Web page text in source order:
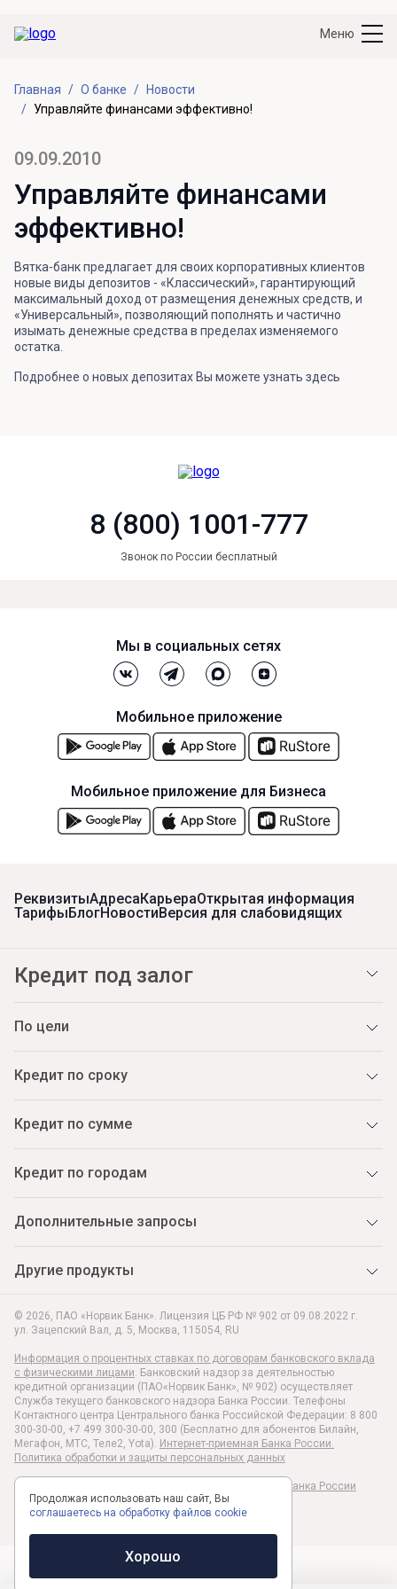
Меню
Главная О банке
Новости
Управляйте финансами эффективно!
09.09.2010
Управляйте финансами
эффективно!
Вятка-банк предлагает для своих корпоративных клиентов
новые виды депозитов - «Классический», гарантирующий
максимальный доход от размещения денежных средств, и
«Универсальный», позволяющий пополнять и частично
изымать денежные средства в пределах изменяемого
остатка.
Подробнее о новых депозитах Вы можете узнать здесь
8 (800) 1001-777
Звонок по России бесплатный
© 2026, ПАО «Норвик Банк». Лицензия ЦБ РФ № 902 от 09.08.2022 г.
ул. Зацепский Вал, д. 5, Москва, 115054, RU
Информация о процентных ставках по договорам банковского вклада
с физическими лицами. Банковский надзор за деятельностью
кредитной организации (ПАО«Норвик Банк», № 902) осуществляет
Служба текущего банковского надзора Банка России. Телефоны
Контактного центра Центрального банка Российской Федерации: 8 800
300-30-00, +7 499 300-30-00, 300 (Бесплатно для абонентов Билайн,
Мегафон, МТС, Теле2, Yota). Интернет-приемная Банка России.
Политика обработки и защиты персональных данных
Раскрытие информации в соответствии c Указанием Банка России
№6496-У
РеквизитыАдресаКарьераОткрытая информация
ТарифыБлогНовостиВерсия для слабовидящих
Кредит под залог
По цели
Кредит по сроку
Кредит по сумме
Кредит по городам
Дополнительные запросы
Другие продукты
Мы в социальных сетях
Мобильное приложение
Мобильное приложение для Бизнеса
Продолжая использовать наш сайт, Вы
соглашаетесь на обработку файлов cookie
Хорошо